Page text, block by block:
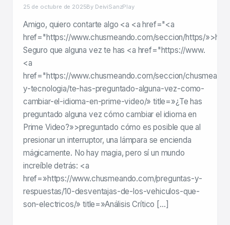
25 de octubre de 2025By DeiviSanzPlay
Amigo, quiero contarte algo <a <a href="<a
href="https://www.chusmeando.com/seccion/https/
Seguro que alguna vez te has <a href="https://www.
<a
href="https://www.chusmeando.com/seccion/
y-tecnologia/te-has-preguntado-alguna-vez-como-
cambiar-el-idioma-en-prime-video/» title=»¿Te has
preguntado alguna vez cómo cambiar el idioma en
Prime Video?»>preguntado cómo es posible que al
presionar un interruptor, una lámpara se encienda
mágicamente. No hay magia, pero sí un mundo
increíble detrás: <a
href=»https://www.chusmeando.com/preguntas-y-
respuestas/10-desventajas-de-los-vehiculos-que-
son-electricos/» title=»Análisis Crítico […]